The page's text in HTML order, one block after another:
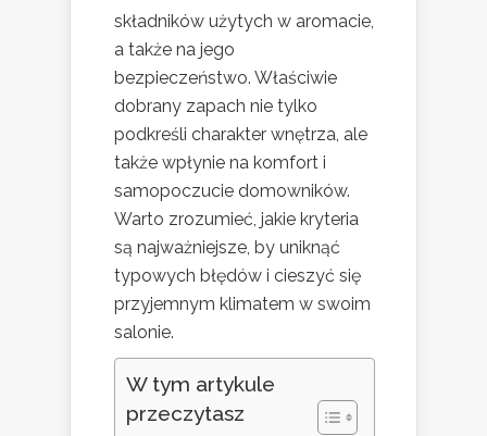
składników użytych w aromacie,
a także na jego
bezpieczeństwo. Właściwie
dobrany zapach nie tylko
podkreśli charakter wnętrza, ale
także wpłynie na komfort i
samopoczucie domowników.
Warto zrozumieć, jakie kryteria
są najważniejsze, by uniknąć
typowych błędów i cieszyć się
przyjemnym klimatem w swoim
salonie.
W tym artykule
przeczytasz